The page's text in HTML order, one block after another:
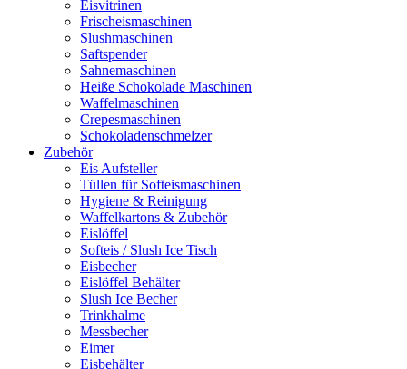
Eisvitrinen
Frischeismaschinen
Slushmaschinen
Saftspender
Sahnemaschinen
Heiße Schokolade Maschinen
Waffelmaschinen
Crepesmaschinen
Schokoladenschmelzer
Zubehör
Eis Aufsteller
Tüllen für Softeismaschinen
Hygiene & Reinigung
Waffelkartons & Zubehör
Eislöffel
Softeis / Slush Ice Tisch
Eisbecher
Eislöffel Behälter
Slush Ice Becher
Trinkhalme
Messbecher
Eimer
Eisbehälter